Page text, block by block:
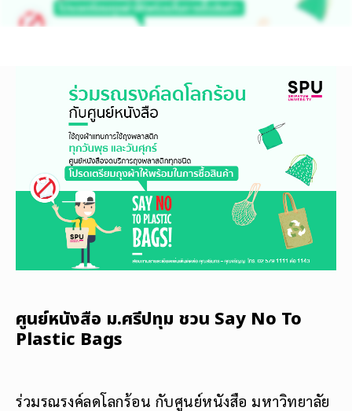
ศูนย์หนังสือ ม.ศรีปทุม ชวน Say No To
Plastic Bags
ร่วมรณรงค์ลดโลกร้อน กับศูนย์หนังสือ มหาวิทยาลัย